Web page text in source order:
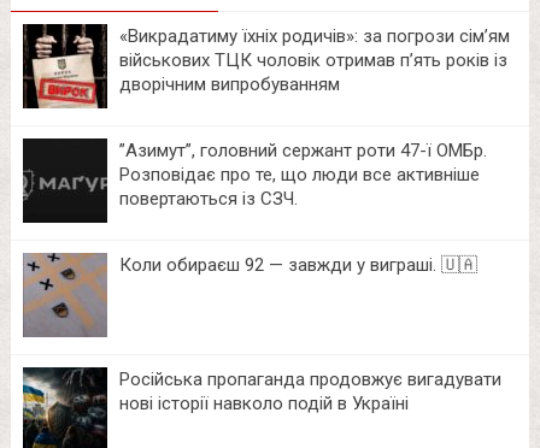
«Викрадатиму їхніх родичів»: за погрози сім’ям
військових ТЦК чоловік отримав п’ять років із
дворічним випробуванням
⁨”Азимут”, головний сержант роти 47-ї ОМБр.
Розповідає про те, що люди все активніше
повертаються із СЗЧ.
Коли обираєш 92 — завжди у виграші. 🇺🇦
Російська пропаганда продовжує вигадувати
нові історії навколо подій в Україні